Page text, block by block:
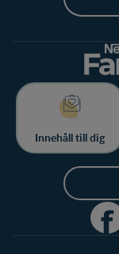
Innehåll till dig